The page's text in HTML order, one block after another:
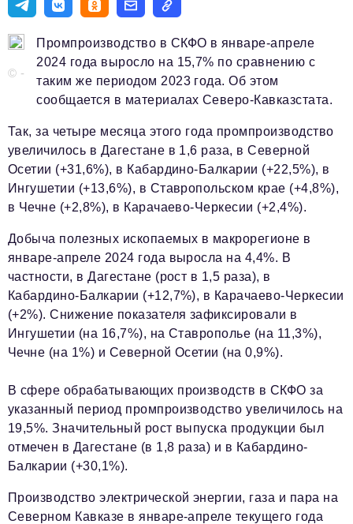
Точки роста
Авто
Персона
Инвестиции
Управление
Красота и здоровье
Энергетика
Мнение
Технологии
Политика
Промышленность
Транспорт
Ритейл
Телеком
Социальная сфера
© -
Промпроизводство в СКФО в январе-апреле
2024 года выросло на 15,7% по сравнению с
таким же периодом 2023 года. Об этом
сообщается в материалах Северо-Кавказстата.
Так, за четыре месяца этого года промпроизводство
увеличилось в Дагестане в 1,6 раза, в Северной
Осетии (+31,6%), в Кабардино-Балкарии (+22,5%), в
Ингушетии (+13,6%), в Ставропольском крае (+4,8%),
в Чечне (+2,8%), в Карачаево-Черкесии (+2,4%).
Добыча полезных ископаемых в макрорегионе в
январе-апреле 2024 года выросла на 4,4%. В
частности, в Дагестане (рост в 1,5 раза), в
Кабардино-Балкарии (+12,7%), в Карачаево-Черкесии
(+2%). Снижение показателя зафиксировали в
Ингушетии (на 16,7%), на Ставрополье (на 11,3%),
Чечне (на 1%) и Северной Осетии (на 0,9%).
В сфере обрабатывающих производств в СКФО за
указанный период промпроизводство увеличилось на
19,5%. Значительный рост выпуска продукции был
отмечен в Дагестане (в 1,8 раза) и в Кабардино-
Балкарии (+30,1%).
Производство электрической энергии, газа и пара на
Северном Кавказе в январе-апреле текущего года